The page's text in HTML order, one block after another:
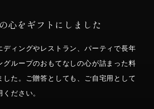
心をギフトにしました
ディングやレストラン、パーティで長年
グループのおもてなしの心が詰まった料
した。ご贈答としても、ご自宅用として
ださい。